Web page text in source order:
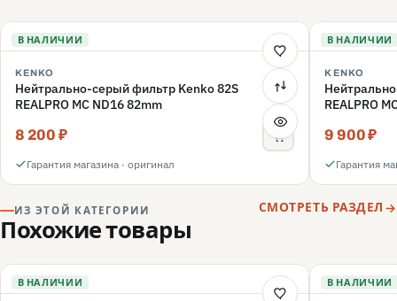
В НАЛИЧИИ
KENKO
Нейтрально-серый фильтр Kenko 82S
REALPRO MC ND16 82mm
8 200 ₽
Гарантия магазина · оригинал
В НАЛИЧИИ
KENKO
REALPRO
9 900 ₽
Гарантия
ИЗ ЭТОЙ КАТЕГОРИИ
Похожие товары
СМОТРЕТЬ РАЗДЕЛ
В НАЛИЧИИ В НАЛИЧИИ